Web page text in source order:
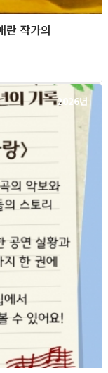
작가의
2026년